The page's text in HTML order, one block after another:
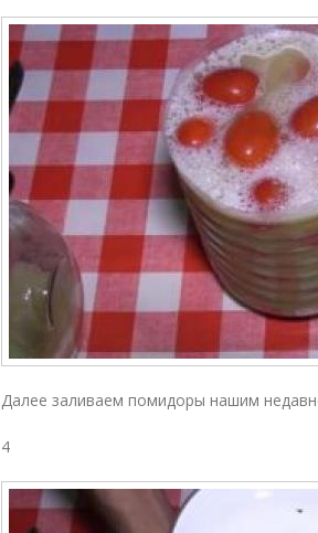
Далее заливаем помидоры нашим
4